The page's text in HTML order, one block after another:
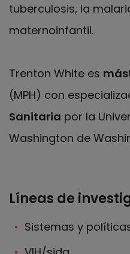
tuberculosis, la
maternoinfantil.
Trenton White es
(MPH) con
Sanitaria por la
Washington de
Líneas de
Sistemas y